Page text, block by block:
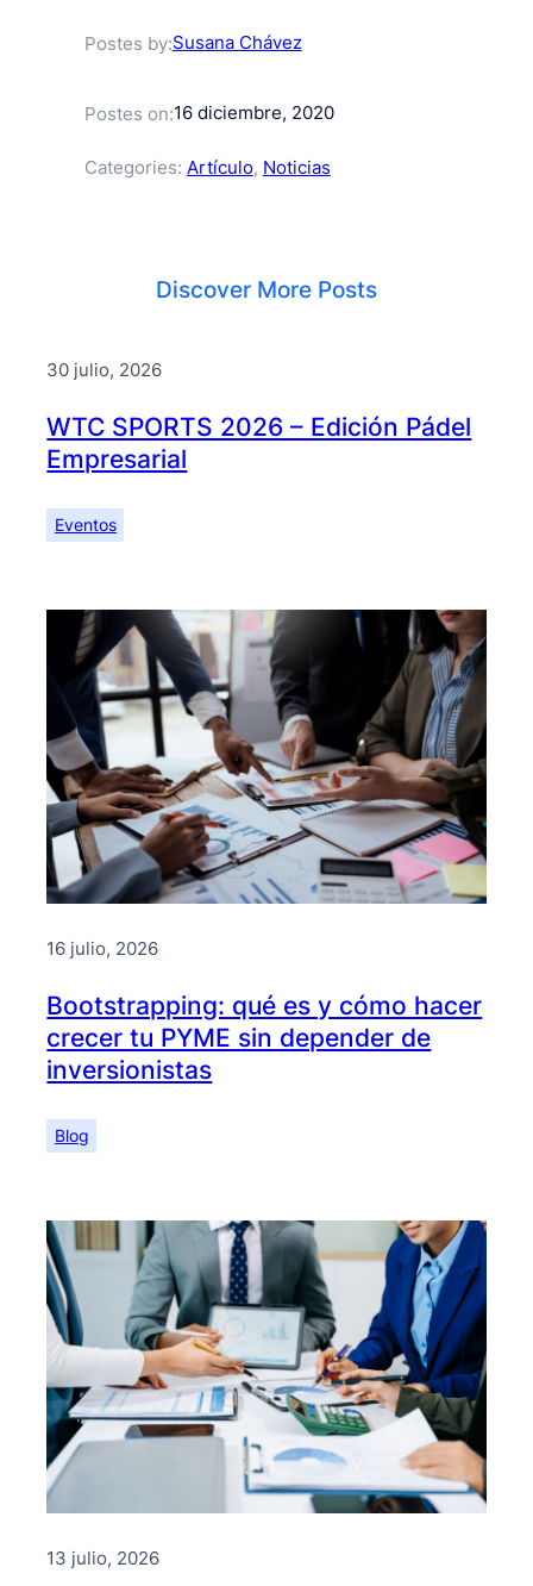
Postes by:Susana Chávez
Postes on:16 diciembre, 2020
Categories: Artículo, Noticias
Discover More Posts
30 julio, 2026
WTC SPORTS 2026 – Edición Pádel
Empresarial
Eventos
16 julio, 2026
Bootstrapping: qué es y cómo hacer
crecer tu PYME sin depender de
inversionistas
Blog
13 julio, 2026